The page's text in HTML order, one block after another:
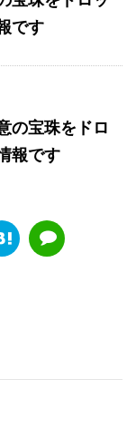
です
の宝珠をドロ
報です